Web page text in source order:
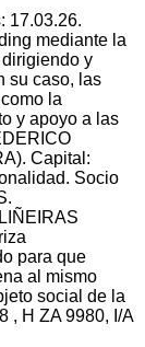
17.03.26.
mediante la
y
su caso, las
la
y apoyo a las
Capital:
Socio
para que
al mismo
social de la
, H ZA 9980, I/A